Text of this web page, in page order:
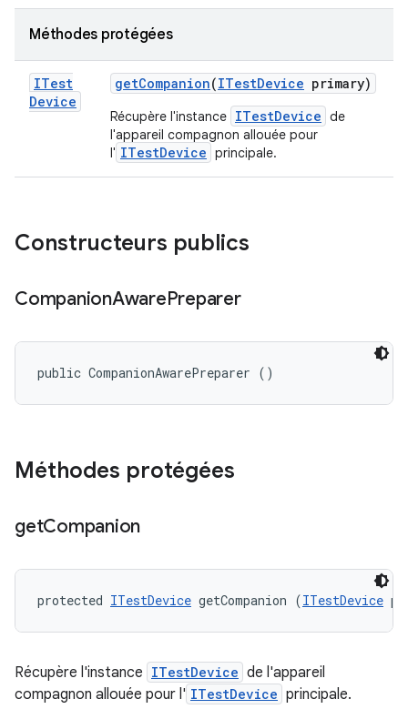
Méthodes protégées
ITest
Device
getCompanion(ITestDevice primary)
Récupère l'instance ITestDevice de
l'appareil compagnon allouée pour
l' ITestDevice principale.
Constructeurs publics
CompanionAwarePreparer
public CompanionAwarePreparer ()
Méthodes protégées
getCompanion
protected ITestDevice getCompanion (ITestDevice
Récupère l'instance ITestDevice de l'appareil
compagnon allouée pour l' ITestDevice principale.